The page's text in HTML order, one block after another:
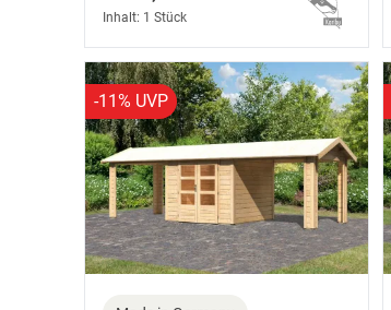
Inhalt: 1 Stück
-11% UVP